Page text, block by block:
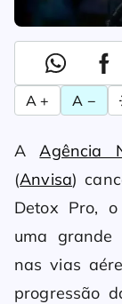
A + A −
AAgência
(Anvisa)
Detox Pro,
uma grande
nas vias
progressão